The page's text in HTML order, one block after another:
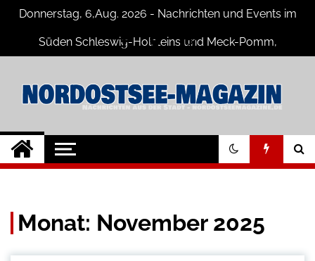
SkipDonnerstag, 6,Aug. 2026 - Nachrichten und Events im
Süden Schleswig-Holsteins und Meck-Pomm,
Nord-Ostsee-
Magazine Blog
Der Blog der Nord-Ostsee Magazine
Monat: November 2025